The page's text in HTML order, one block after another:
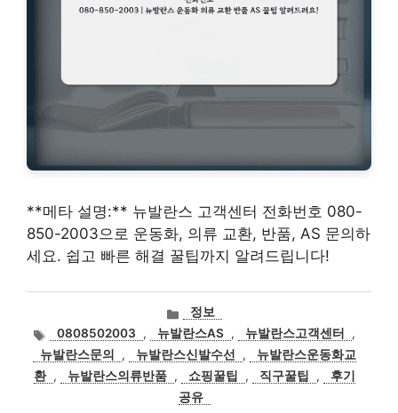
**메타 설명:** 뉴발란스 고객센터 전화번호 080-
850-2003으로 운동화, 의류 교환, 반품, AS 문의하
세요. 쉽고 빠른 해결 꿀팁까지 알려드립니다!
카
테
고
리
정보
태
그
0808502003 , 뉴발란스AS , 뉴발란스고객센터
,
뉴발란스문의
, 뉴발란스신발수선 ,
뉴발란스운동화교
환 , 뉴발란스의류반품 , 쇼핑꿀팁 , 직구꿀팁 ,
후기
공유